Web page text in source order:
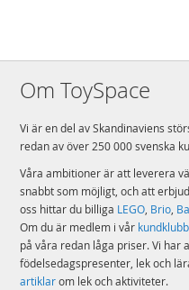
Detaljer:
Antal klossar: 204
Mer
Modell
Varumärke
Om ToySpace
Vi är en del av Skandinaviens
redan av över 250 000 svenska
Våra ambitioner är att leverera
snabbt som möjligt, och att
oss hittar du billiga LEGO, Brio,
Om du är medlem i vår kundklubb
på våra redan låga priser. Vi har
födelsedagspresenter, lek och
artiklarom lek och aktiviteter.